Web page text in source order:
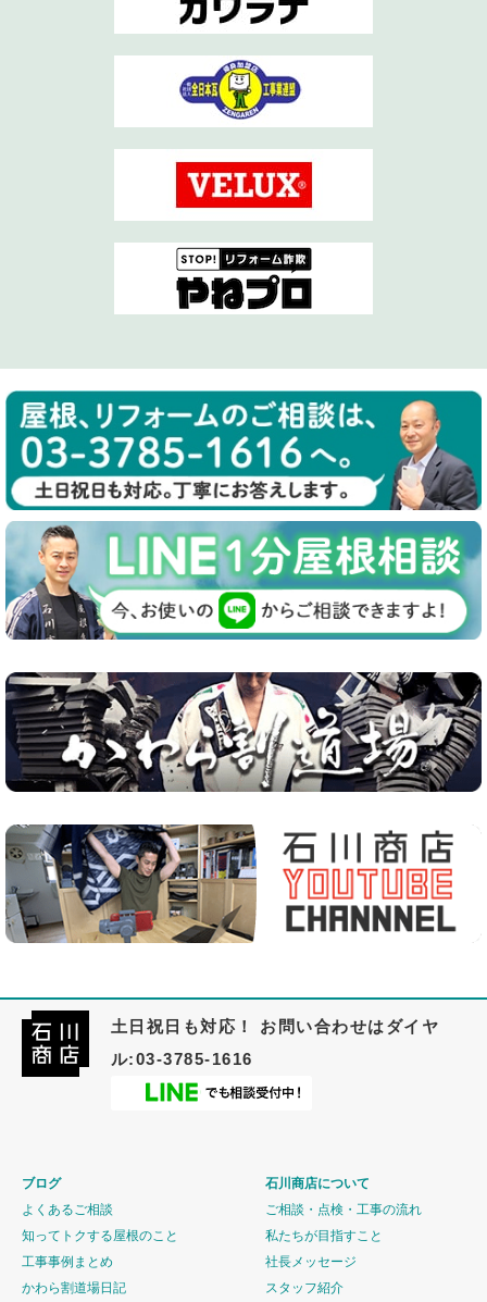
土日祝日も対応！ お問い合わせはダイヤ
ル:03-3785-1616
ブログ
よくあるご相談
知ってトクする屋根のこと
工事事例まとめ
かわら割道場日記
石川商店について
ご相談・点検・工事の流れ
私たちが目指すこと
社長メッセージ
スタッフ紹介